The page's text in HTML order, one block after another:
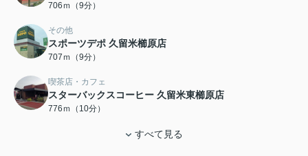
706ｍ（9分）
その他
スポーツデポ 久留米櫛原店
707ｍ（9分）
喫茶店・カフェ
スターバックスコーヒー 久留米東櫛原店
776ｍ（10分）
すべて見る